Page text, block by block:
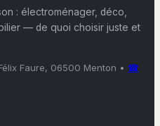
: électroménager, déco,
— de quoi choisir juste et
Faure, 06500 Menton • ☎